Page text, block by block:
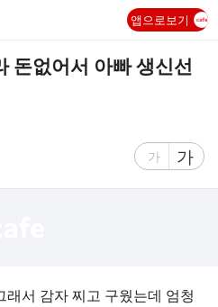
앱으로보기
돈없어서 아빠 생신선
글
게
가
글
자
게
가
래서 감자 찌고 구웠는데 엄청